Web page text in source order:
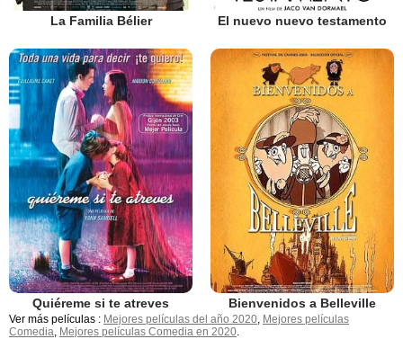
La Familia Bélier El nuevo nuevo testamento
Quiéreme si te atreves Bienvenidos a Belleville
Ver más películas : Mejores películas del año 2020, Mejores películas
Comedia, Mejores películas Comedia en 2020.